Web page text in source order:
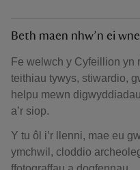
Beth maen nhw’n ei
Fe welwch y Cyfeillion yn
teithiau tywys, stiwardio,
helpu mewn
a’r siop.
Y tu ôl i’r llenni, mae eu
ymchwil, cloddio